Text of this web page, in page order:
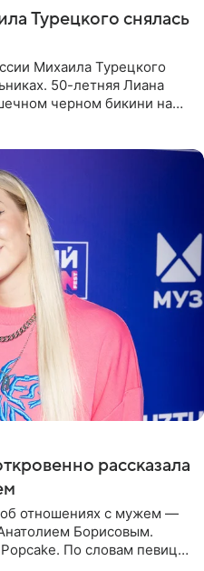
Турецкого снялась
Михаила Турецкого
50-летняя Лиана
черном бикини на
рассказала
об отношениях с мужем —
Борисовым.
По словам певицы,